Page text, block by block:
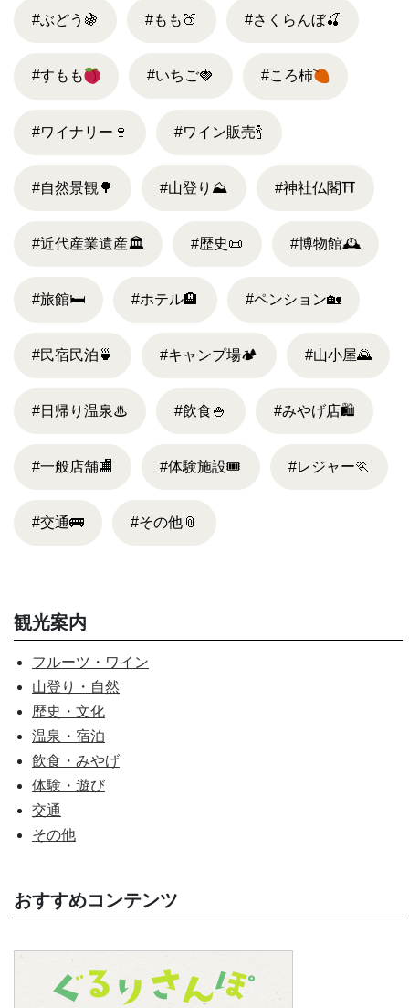
#ぶどう 🍇 #もも🍑 #さくらんぼ🍒
#すもも #いちご🍓 #ころ柿
#ワイナリー 🍷 #ワイン販売🍾
#自然景観🌳 #山登り ⛰ #神社仏閣⛩
#近代産業遺産🏛 #歴史📜 #博物館🕰
#旅館🛏 #ホテル🏨 #ペンション🏡
#民宿民泊 🍵 #キャンプ場🏕 #山小屋🌄
#日帰り温泉♨ #飲食🍚 #みやげ店🛍
#一般店舗🏬 #体験施設🎟 #レジャー🏃
#交通🚌 #その他 📎
観光案内
フルーツ・ワイン
山登り・自然
歴史・文化
温泉・宿泊
飲食・みやげ
体験・遊び
交通
その他
おすすめコンテンツ